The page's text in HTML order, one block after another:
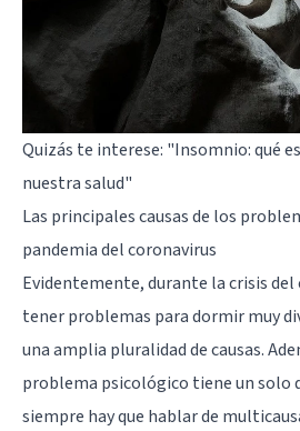
Quizás te interese: "Insomnio: qué
nuestra salud"
Las principales causas de los
pandemia del coronavirus
Evidentemente, durante la crisis
tener problemas para dormir muy
una amplia pluralidad de causas.
problema psicológico tiene un solo
siempre hay que hablar de